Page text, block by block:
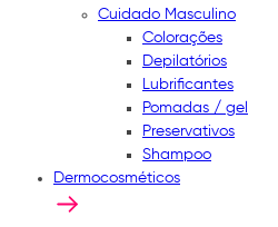
Cuidado Masculino
Colorações
Depilatórios
Lubrificantes
Pomadas / gel
Preservativos
Shampoo
Dermocosméticos